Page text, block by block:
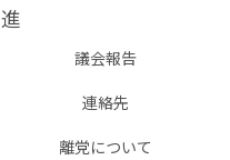
議会報告
連絡先
離党について